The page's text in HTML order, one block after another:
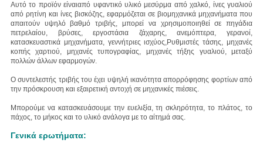
Αυτό το προϊόν είναιαπό υφαντικό υλικό μεσύρμα από χαλκό, ίνες γυαλιού
από ρητίνη και ίνες βισκόζης, εφαρμόζεται σε βιομηχανικά μηχανήματα που
απαιτούν υψηλό βαθμό τριβής, μπορεί να χρησιμοποιηθεί σε πηγάδια
πετρελαίου, βρύσες, εργοστάσια ζάχαρης, ανεμόπτερα, γερανοί,
κατασκευαστικά μηχανήματα, γεννήτριες ισχύος,Ρυθμιστές τάσης, μηχανές
κοπής χαρτιού, μηχανές τυπογραφίας, μηχανές τήξης γυαλιού, μεταξύ
πολλών άλλων εφαρμογών.
Ο συντελεστής τριβής του έχει υψηλή ικανότητα απορρόφησης φορτίων από
την πρόσκρουση και εξαιρετική αντοχή σε μηχανικές πιέσεις.
Μπορούμε να κατασκευάσουμε την ευελιξία, τη σκληρότητα, το πλάτος, το
πάχος, το μήκος και το υλικό ανάλογα με το αίτημά σας.
Γενικά ερωτήματα: